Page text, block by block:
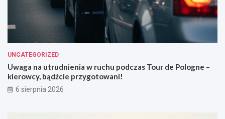
UNCATEGORIZED
Uwaga na utrudnienia w ruchu podczas Tour de Pologne –
kierowcy, bądźcie przygotowani!
6 sierpnia 2026